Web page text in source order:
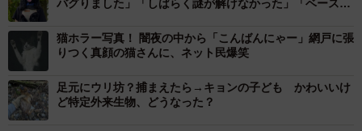
カーテンを開けたら……ひいぃぃっ！！！（提供：九十九さん）
あまりの驚きに大声で絶叫
ーーカーテンを開けた途端、これが目に飛び込んできたら
バグりました」「しばらく謎が解けなかった」「ベース上
猫ホラー写真！ 闇夜の中から「こんばんにゃー」網戸に張
りつく真顔の猫さんに、ネット民爆笑
足元にウリ坊？捕まえたら→キョンの子ども かわいいけ
ど特定外来生物、どうなった？